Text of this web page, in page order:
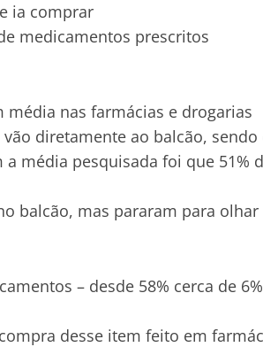
ia comprar
medicamentos prescritos
nas farmácias e drogarias
diretamente ao balcão, sendo
média pesquisada foi que 51%
balcão, mas pararam para olhar
– desde 58% cerca de
desse item feito em